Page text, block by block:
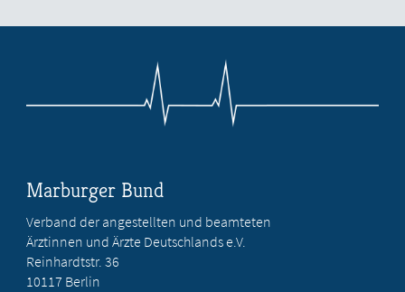
Marburger Bund
Verband der angestellten und beamteten
Ärztinnen und Ärzte Deutschlands e.V.
Reinhardtstr. 36
10117 Berlin